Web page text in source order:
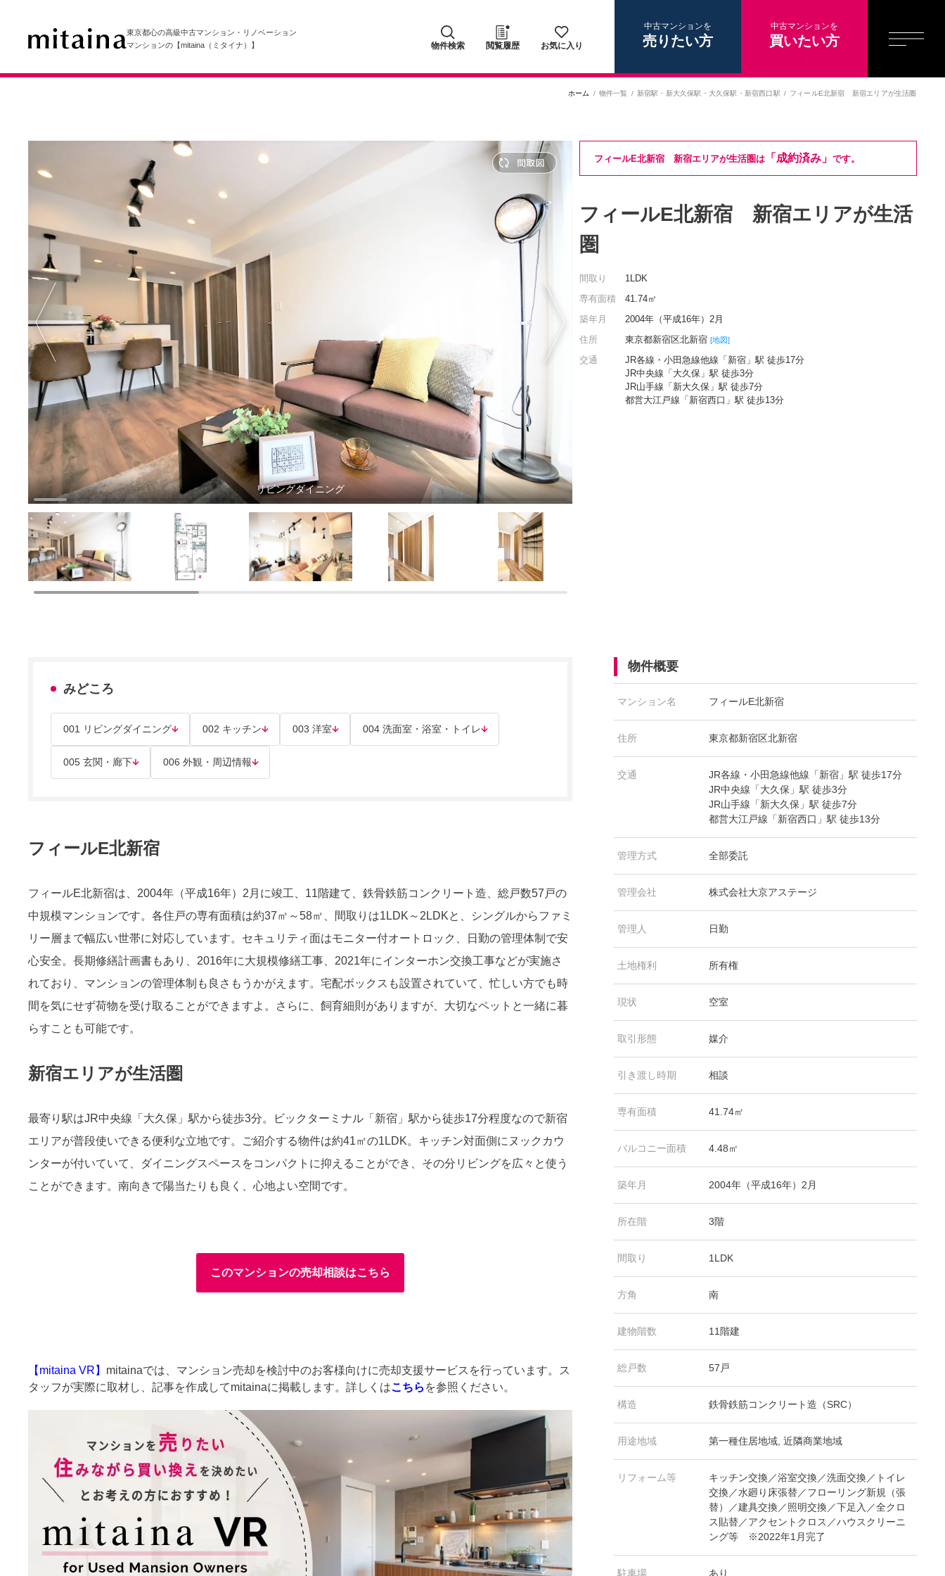
東京都心の高級中古マンション・リノベーション
マンションの【mitaina（ミタイナ）】
物件検索 閲覧履歴 お気に入り
中古マンションを
売りたい方
中古マンションを
買いたい方
ホーム 物件一覧 新宿駅 ・ 新大久保駅 ・ 大久保駅 ・ 新宿西口駅 フィールE北新宿 新宿エリアが生活圏
リビングダイニング
フィールE北新宿 新宿エリアが生活圏は「成約済み」 です。
フィールE北新宿 新宿エリアが生活
圏
間取り
1LDK
専有面積
41.74㎡
築年月
2004年（平成16年）2月
住所
東京都新宿区北新宿 [地図]
交通
JR各線・小田急線他線「新宿」駅 徒歩17分
JR中央線「大久保」駅 徒歩3分
JR山手線「新大久保」駅 徒歩7分
都営大江戸線「新宿西口」駅 徒歩13分
みどころ
001 リビングダイニング 002 キッチン 003 洋室 004 洗面室・浴室・トイレ
005 玄関・廊下 006 外観・周辺情報
フィールE北新宿
フィールE北新宿は、2004年（平成16年）2月に竣工、11階建て、鉄骨鉄筋コンクリート造、総戸数57戸の
中規模マンションです。各住戸の専有面積は約37㎡～58㎡、間取りは1LDK～2LDKと、シングルからファミ
リー層まで幅広い世帯に対応しています。セキュリティ面はモニター付オートロック、日勤の管理体制で安
心安全。長期修繕計画書もあり、2016年に大規模修繕工事、2021年にインターホン交換工事などが実施さ
れており、マンションの管理体制も良さもうかがえます。宅配ボックスも設置されていて、忙しい方でも時
間を気にせず荷物を受け取ることができますよ。さらに、飼育細則がありますが、大切なペットと一緒に暮
らすことも可能です。
新宿エリアが生活圏
最寄り駅はJR中央線「大久保」駅から徒歩3分。ビックターミナル「新宿」駅から徒歩17分程度なので新宿
エリアが普段使いできる便利な立地です。ご紹介する物件は約41㎡の1LDK。キッチン対面側にヌックカウ
ンターが付いていて、ダイニングスペースをコンパクトに抑えることができ、その分リビングを広々と使う
ことができます。南向きで陽当たりも良く、心地よい空間です。
このマンションの売却相談はこちら
【mitaina VR】 mitainaでは、マンション売却を検討中のお客様向けに売却支援サービスを行っています。ス
タッフが実際に取材し、記事を作成してmitainaに掲載します。詳しくはこちら を参照ください。
物件概要
マンション名 フィールE北新宿
住所 東京都新宿区北新宿
交通
JR各線・小田急線他線「新宿」駅 徒歩17分
JR中央線「大久保」駅 徒歩3分
JR山手線「新大久保」駅 徒歩7分
都営大江戸線「新宿西口」駅 徒歩13分
管理方式 全部委託
管理会社 株式会社大京アステージ
管理人 日勤
土地権利 所有権
現状 空室
取引形態 媒介
引き渡し時期 相談
専有面積 41.74㎡
バルコニー面積 4.48㎡
築年月 2004年（平成16年）2月
所在階 3階
間取り 1LDK
方角 南
建物階数 11階建
総戸数 57戸
構造 鉄骨鉄筋コンクリート造（SRC）
用途地域 第一種住居地域, 近隣商業地域
リフォーム等
キッチン交換／浴室交換／洗面交換／トイレ
交換／水廻り床張替／フローリング新規（張
替）／建具交換／照明交換／下足入／全クロ
ス貼替／アクセントクロス／ハウスクリーニ
ング等 ※2022年1月完了
駐車場 あり